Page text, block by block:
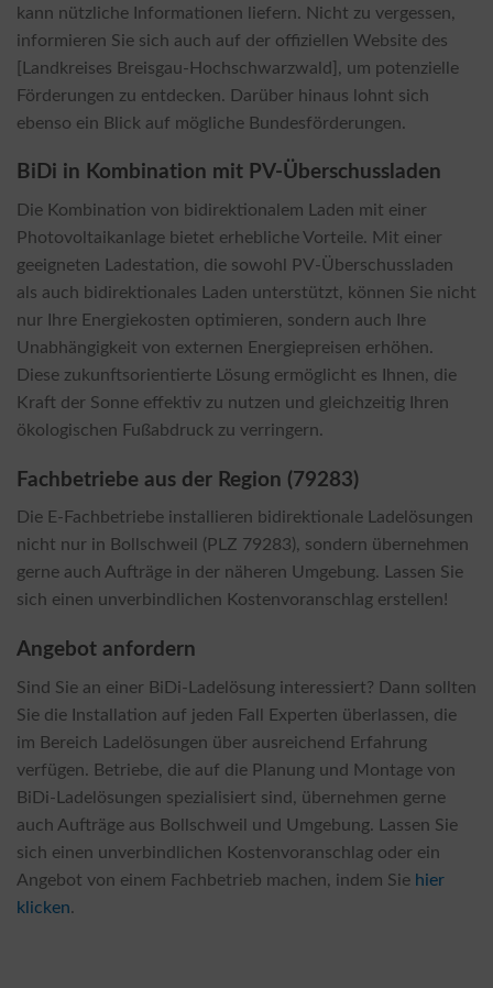
kann nützliche Informationen liefern. Nicht zu vergessen,
informieren Sie sich auch auf der offiziellen Website des
[Landkreises Breisgau-Hochschwarzwald], um potenzielle
Förderungen zu entdecken. Darüber hinaus lohnt sich
ebenso ein Blick auf mögliche Bundesförderungen.
BiDi in Kombination mit PV-Überschussladen
Die Kombination von bidirektionalem Laden mit einer
Photovoltaikanlage bietet erhebliche Vorteile. Mit einer
geeigneten Ladestation, die sowohl PV-Überschussladen
als auch bidirektionales Laden unterstützt, können Sie nicht
nur Ihre Energiekosten optimieren, sondern auch Ihre
Unabhängigkeit von externen Energiepreisen erhöhen.
Diese zukunftsorientierte Lösung ermöglicht es Ihnen, die
Kraft der Sonne effektiv zu nutzen und gleichzeitig Ihren
ökologischen Fußabdruck zu verringern.
Fachbetriebe aus der Region (79283)
Die E-Fachbetriebe installieren bidirektionale Ladelösungen
nicht nur in Bollschweil (PLZ 79283), sondern übernehmen
gerne auch Aufträge in der näheren Umgebung. Lassen Sie
sich einen unverbindlichen Kostenvoranschlag erstellen!
Angebot anfordern
Sind Sie an einer BiDi-Ladelösung interessiert? Dann sollten
Sie die Installation auf jeden Fall Experten überlassen, die
im Bereich Ladelösungen über ausreichend Erfahrung
verfügen. Betriebe, die auf die Planung und Montage von
BiDi-Ladelösungen spezialisiert sind, übernehmen gerne
auch Aufträge aus Bollschweil und Umgebung. Lassen Sie
sich einen unverbindlichen Kostenvoranschlag oder ein
Angebot von einem Fachbetrieb machen, indem Sie hier
klicken.